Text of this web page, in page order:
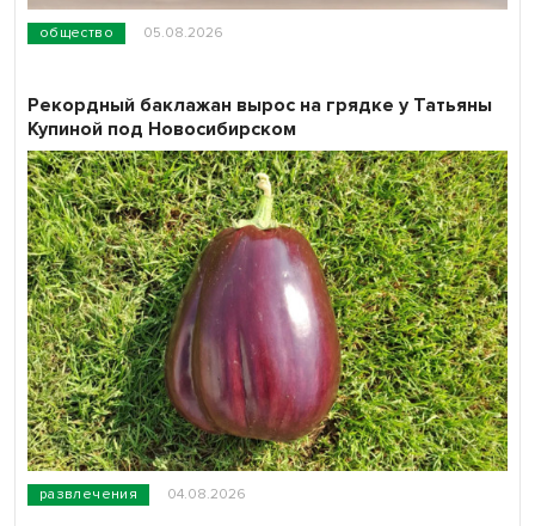
общество 05.08.2026
развлечения 04.08.2026
Рекордный баклажан вырос на грядке у Татьяны
Купиной под Новосибирском